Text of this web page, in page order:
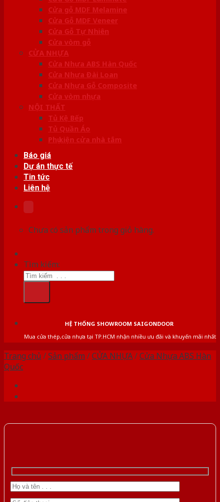
Cửa gỗ MDF Melamine
Cửa Gỗ MDF Veneer
Cửa Gỗ Tự Nhiên
Cửa vòm gỗ
CỬA NHỰA
Cửa Nhựa ABS Hàn Quốc
Cửa Nhựa Đài Loan
Cửa Nhựa Gỗ Composite
Cửa vòm nhựa
NỘI THẤT
Tủ Kệ Bếp
Tủ Quần Áo
Phụ kiện cửa nhà tắm
Báo giá
Dự án thực tế
Tin tức
Liên hệ
Chưa có sản phẩm trong giỏ hàng.
Tìm kiếm:
HỆ THỐNG SHOWROOM SAIGONDOOR
Mua cửa thép,cửa nhựa tại TP.HCM nhận nhiều ưu đãi và khuyến mãi nhất
Trang chủ /Sản phẩm /CỬA NHỰA/Cửa Nhựa ABS Hàn
Quốc